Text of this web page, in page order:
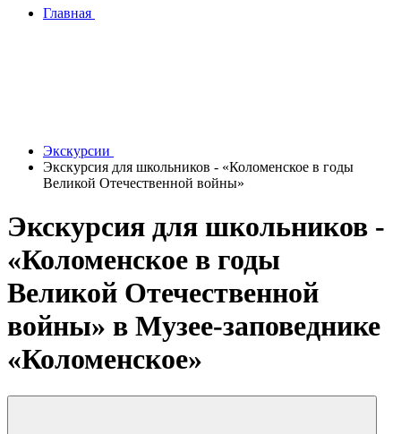
Главная
Экскурсии
Экскурсия для школьников - «Коломенское в годы
Великой Отечественной войны»
Экскурсия для школьников -
«Коломенское в годы
Великой Отечественной
войны» в Музее-заповеднике
«Коломенское»